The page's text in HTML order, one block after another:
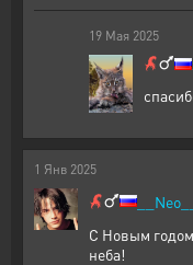
19 Мая 2025
1 Янв 2025
__Neo__
С Новым
неба!